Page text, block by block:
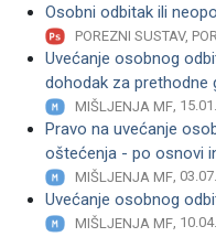
Osobni odbitak ili
POREZNI SUSTAV,
Uvećanje osobnog
dohodak za prethodne
MIŠLJENJA MF,
Pravo na uvećanje
oštećenja - po osnovi
MIŠLJENJA MF,
Uvećanje osobnog
MIŠLJENJA MF,